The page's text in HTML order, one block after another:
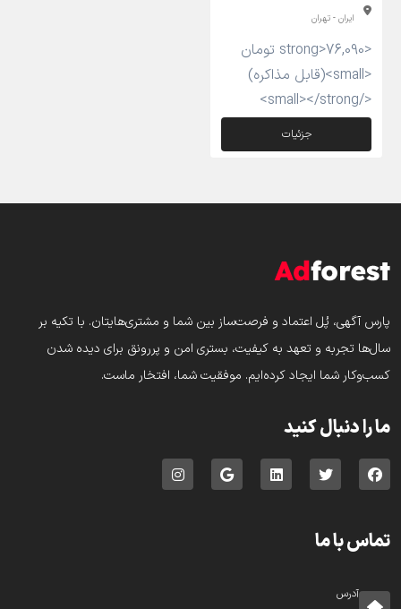
ایران - تهران
<strong>76,090 تومان
<small>(قابل مذاکره)
</small></strong>
جزئیات
پارس‌ آگهی، پُل اعتماد و فرصت‌ساز بین شما و مشتری‌هایتان. با تکیه بر
سال‌ها تجربه و تعهد به کیفیت، بستری امن و پررونق برای دیده شدن
کسب‌وکار شما ایجاد کرده‌ایم. موفقیت شما، افتخار ماست.
ما را دنبال کنید
تماس با ما
آدرس